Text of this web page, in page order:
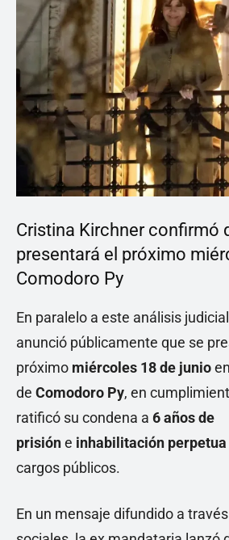
Cristina Kirchner confirmó
presentará el próximo
Comodoro Py
En paralelo a este análisis
anunció públicamente que se
próximo miércoles 18 de junio
de Comodoro Py, en
ratificó su condena a 6 años de
prisióne inhabilitación perpetua
cargos públicos.
En un mensaje difundido a